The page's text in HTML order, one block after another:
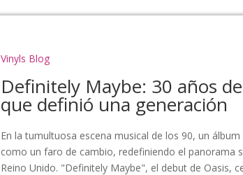
Vinyls Blog
Definitely Maybe: 30 años
que definió una generación
En la tumultuosa escena musical de los 90, un
como un faro de cambio, redefiniendo el panorama
Reino Unido. "Definitely Maybe", el debut de Oasis,